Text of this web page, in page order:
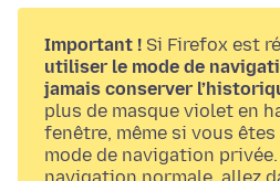
Important ! Si Firefox est
utiliser le mode de
jamais conserver
plus de masque violet en
fenêtre, même si vous
mode de navigation